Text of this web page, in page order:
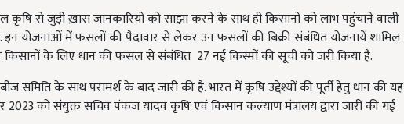
कृषि से जुड़ी ख़ास जानकारियों को साझा करने के साथ ही किसानों को लाभ पहुंचाने वाली
इन योजनाओं में फसलों की पैदावार से लेकर उन फसलों की बिक्री संबंधित योजनायें शामिल
किसानों के लिए धान की फसल से संबंधित 27 नई किस्मों की सूची को जरी किया है.
समिति के साथ परामर्श के बाद जारी की है. भारत में कृषि उद्देश्यों की पूर्ती हेतु धान की यह
को संयुक्त सचिव पंकज यादव कृषि एवं किसान कल्याण मंत्रालय द्वारा जारी की गई